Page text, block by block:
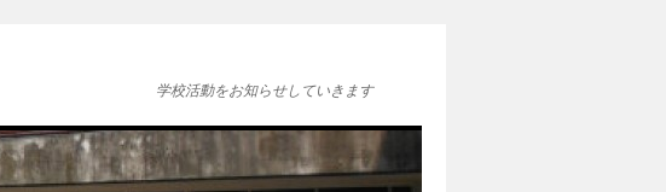
学校活動をお知らせしていきます